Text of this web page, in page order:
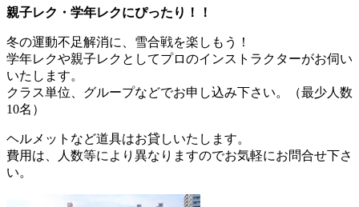
親子レク・学年レクにぴったり！！
冬の運動不足解消に、雪合戦を楽しもう！
学年レクや親子レクとしてプロのインストラクターがお伺い
いたします。
クラス単位、グループなどでお申し込み下さい。（最少人数
10名）
ヘルメットなど道具はお貸しいたします。
費用は、人数等により異なりますのでお気軽にお問合せ下さ
い。